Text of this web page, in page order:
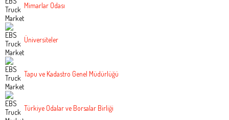
Mimarlar Odası
Üniversiteler
Tapu ve Kadastro Genel Müdürlüğü
Türkiye Odalar ve Borsalar Birliği